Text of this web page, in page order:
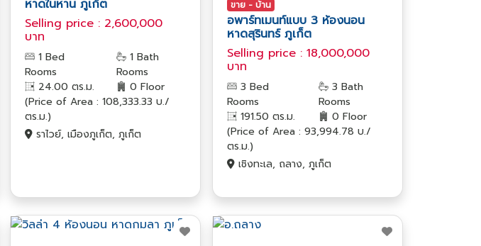
หาดในหาน ภูเก็ต
Selling price : 2,600,000
บาท
1 Bed
Rooms
1 Bath
Rooms
24.00 ตร.ม.
0 Floor
(Price of Area : 108,333.33 บ./
ตร.ม.)
ราไวย์, เมืองภูเก็ต, ภูเก็ต
ขาย - บ้าน
อพาร์ทเมนท์แบบ 3 ห้องนอน
หาดสุรินทร์ ภูเก็ต
Selling price : 18,000,000
บาท
3 Bed
Rooms
3 Bath
Rooms
191.50 ตร.ม.
0 Floor
(Price of Area : 93,994.78 บ./
ตร.ม.)
เชิงทะเล, ถลาง, ภูเก็ต